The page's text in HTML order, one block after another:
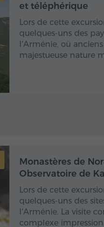
et téléphérique
Lors de cette
quelques-uns des
l'Arménie, où
majestueuse nature
Monastères de
Observatoire de
Lors de cette
quelques-uns des
l'Arménie. La visite
complexe